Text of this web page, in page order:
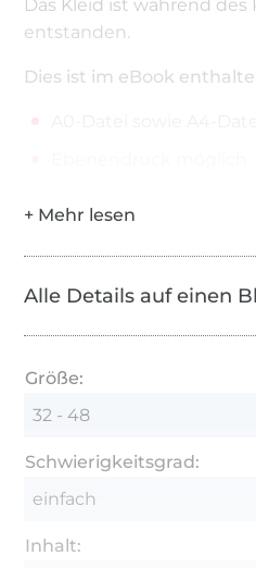
Das Kleid ist während des
entstanden.
Dies ist im eBook
Alle Details auf einen
Größe:
32 - 48
Schwierigkeitsgrad:
einfach
Inhalt: